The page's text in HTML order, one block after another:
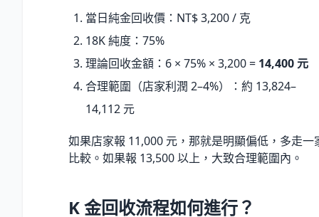
當日純金回收價：NT$ 3,200 / 克
18K 純度：75%
理論回收金額：6 × 75% × 3,200 = 14,400 元
合理範圍（店家利潤 2–4%）：約 13,824–
14,112 元
如果店家報 11,000 元，那就是明顯偏低，多走一
比較。如果報 13,500 以上，大致合理範圍內。
K 金回收流程如何進行？